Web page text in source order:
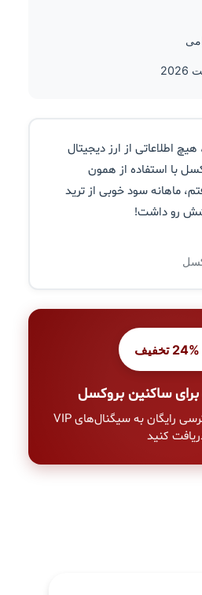
اطلاعاتی از ارز دیجیتال
با استفاده از همون
ماهانه سود خوبی از ترید
رو داشت!
24% تخفیف
برای ساکنین بروکسل
با ثبت‌نام امروز، دسترسی رایگان به سیگنال‌های VIP
کنید